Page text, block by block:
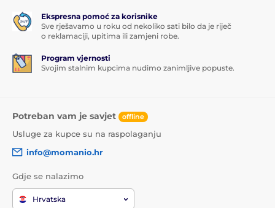
Ekspresna pomoć za korisnike
Sve rješavamo u roku od nekoliko sati bilo da je riječ
o reklamaciji, upitima ili zamjeni robe.
Program vjernosti
Svojim stalnim kupcima nudimo zanimljive popuste.
Potreban vam je savjet offline
Usluge za kupce su na raspolaganju
info@momanio.hr
Gdje se nalazimo
Hrvatska